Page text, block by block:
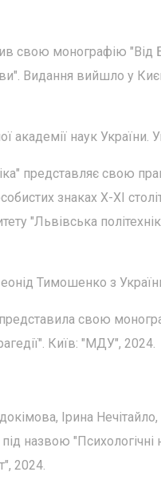
свою монографію "Від
Видання вийшло у
наук України.
представляє свою
знаках X-XI
"Львівська
Тимошенко з
свою
Київ: "МДУ", 2024.
Ірина
назвою "Психологічні
2024.